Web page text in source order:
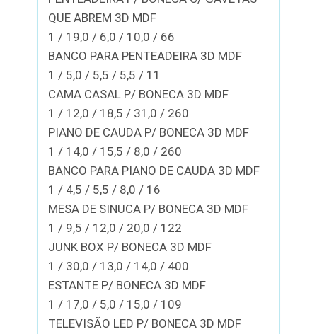
QUE ABREM 3D MDF
1 / 19,0 / 6,0 / 10,0 / 66
BANCO PARA PENTEADEIRA 3D MDF
1 / 5,0 / 5,5 / 5,5 / 11
CAMA CASAL P/ BONECA 3D MDF
1 / 12,0 / 18,5 / 31,0 / 260
PIANO DE CAUDA P/ BONECA 3D MDF
1 / 14,0 / 15,5 / 8,0 / 260
BANCO PARA PIANO DE CAUDA 3D MDF
1 / 4,5 / 5,5 / 8,0 / 16
MESA DE SINUCA P/ BONECA 3D MDF
1 / 9,5 / 12,0 / 20,0 / 122
JUNK BOX P/ BONECA 3D MDF
1 / 30,0 / 13,0 / 14,0 / 400
ESTANTE P/ BONECA 3D MDF
1 / 17,0 / 5,0 / 15,0 / 109
TELEVISÃO LED P/ BONECA 3D MDF